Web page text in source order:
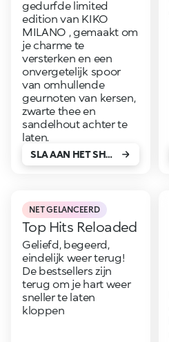
gedurfde limited
edition van KIKO
MILANO , gemaakt om
je charme te
versterken en een
onvergetelijk spoor
van omhullende
geurnoten van kersen,
zwarte thee en
sandelhout achter te
laten.
SLA AAN HET SHOPPEN!
NET GELANCEERD
Top Hits Reloaded
Geliefd, begeerd,
eindelijk weer terug!
De bestsellers zijn
terug om je hart weer
sneller te laten
kloppen